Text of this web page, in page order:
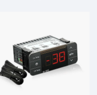
Умно и надеждно
управление на
температурата